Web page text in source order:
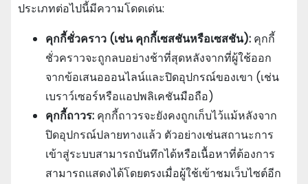
ประเภทต่อไปนี้มีความโดดเด่น:
คุกกี้ชั่วคราว (เช่น คุกกี้เซสชันหรือเซสชัน): คุกกี้
ชั่วคราวจะถูกลบอย่างช้าที่สุดหลังจากที่ผู้ใช้ออก
จากข้อเสนอออนไลน์และปิดอุปกรณ์ของเขา (เช่น
เบราว์เซอร์หรือแอปพลิเคชันมือถือ)
คุกกี้ถาวร: คุกกี้ถาวรจะยังคงถูกเก็บไว้แม้หลังจาก
ปิดอุปกรณ์ปลายทางแล้ว ตัวอย่างเช่นสถานะการ
เข้าสู่ระบบสามารถบันทึกได้หรือเนื้อหาที่ต้องการ
สามารถแสดงได้โดยตรงเมื่อผู้ใช้เข้าชมเว็บไซต์อีก